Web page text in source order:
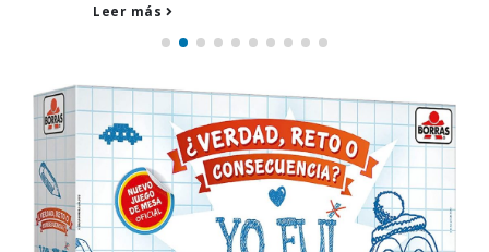
Leer más